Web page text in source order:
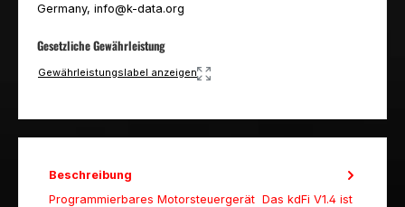
Germany, info@k-data.org
Gesetzliche Gewährleistung
Gewährleistungslabel anzeigen
Beschreibung
Programmierbares Motorsteuergerät Das kdFi V1.4 ist